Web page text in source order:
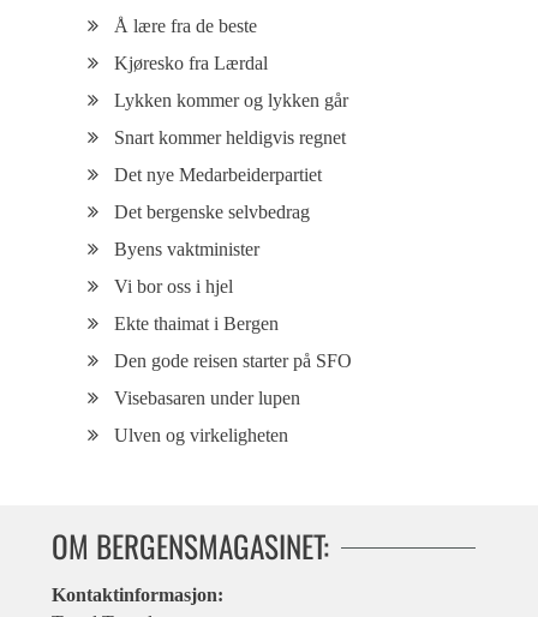
Å lære fra de beste
Kjøresko fra Lærdal
Lykken kommer og lykken går
Snart kommer heldigvis regnet
Det nye Medarbeiderpartiet
Det bergenske selvbedrag
Byens vaktminister
Vi bor oss i hjel
Ekte thaimat i Bergen
Den gode reisen starter på SFO
Visebasaren under lupen
Ulven og virkeligheten
OM BERGENSMAGASINET:
Kontaktinformasjon: